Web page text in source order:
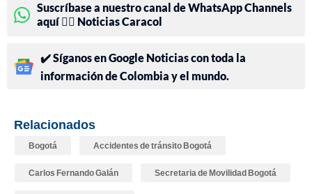
Suscríbase a nuestro canal de WhatsApp Channels
aquí 👉🏻 Noticias Caracol
✔️ Síganos en Google Noticias con toda la
información de Colombia y el mundo.
Relacionados
Bogotá Accidentes de tránsito Bogotá
Carlos Fernando Galán Secretaria de Movilidad Bogotá